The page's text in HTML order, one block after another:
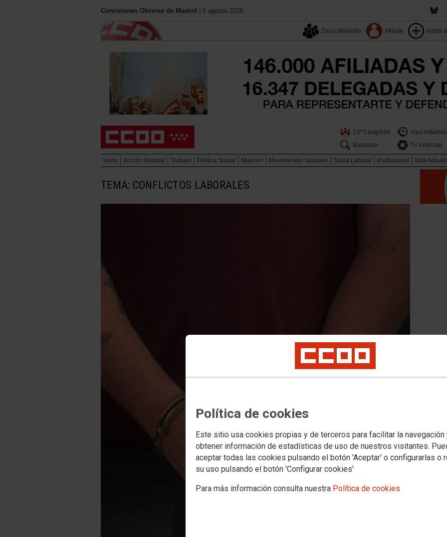
Política de cookies
Este sitio usa cookies propias y de terceros para facilitar la navegación
obtener información de estadísticas de uso de nuestros visitantes.
aceptar todas las cookies pulsando el botón 'Aceptar' o configurarlas o
su uso pulsando el botón 'Configurar cookies'
Para más información consulta nuestra Política de cookies
Comisiones Obreras de Madrid | 6 agosto 2026.
Zona afiliación Afiliate Hazte
13º Congreso Aquí estamos
Buscador
Tu sindicato
Inicio Acción Sindical Trabajo Política Social Mujeres Movimientos Sociales Salud Laboral Institucional Más
TEMA: CONFLICTOS LABORALES